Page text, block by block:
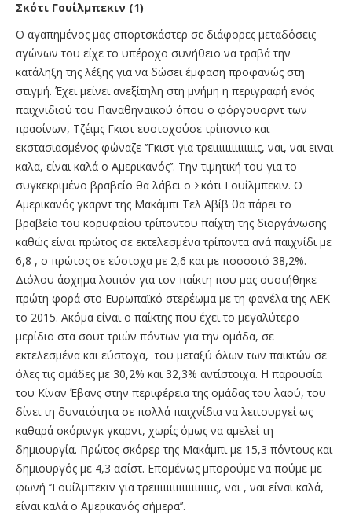
Σκότι Γουίλμπεκιν (1)
Ο αγαπημένος μας σπορτσκάστερ σε διάφορες μεταδόσεις
αγώνων του είχε το υπέροχο συνήθειο να τραβά την
κατάληξη της λέξης για να δώσει έμφαση προφανώς στη
στιγμή. Έχει μείνει ανεξίτηλη στη μνήμη η περιγραφή ενός
παιχνιδιού του Παναθηναικού όπου ο φόργουορντ των
πρασίνων, Τζέιμς Γκιστ ευστοχούσε τρίποντο και
εκστασιασμένος φώναζε ‘’Γκιστ για τρειιιιιιιιιιιιιις, ναι, ναι ειναι
καλα, είναι καλά ο Αμερικανός’’. Την τιμητική του για το
συγκεκριμένο βραβείο θα λάβει ο Σκότι Γουίλμπεκιν. Ο
Αμερικανός γκαρντ της Μακάμπι Τελ Αβίβ θα πάρει το
βραβείο του κορυφαίου τρίποντου παίχτη της διοργάνωσης
καθώς είναι πρώτος σε εκτελεσμένα τρίποντα ανά παιχνίδι με
6,8 , ο πρώτος σε εύστοχα με 2,6 και με ποσοστό 38,2%.
Διόλου άσχημα λοιπόν για τον παίκτη που μας συστήθηκε
πρώτη φορά στο Ευρωπαϊκό στερέωμα με τη φανέλα της ΑΕΚ
το 2015. Ακόμα είναι ο παίκτης που έχει το μεγαλύτερο
μερίδιο στα σουτ τριών πόντων για την ομάδα, σε
εκτελεσμένα και εύστοχα, του μεταξύ όλων των παικτών σε
όλες τις ομάδες με 30,2% και 32,3% αντίστοιχα. Η παρουσία
του Κίναν Έβανς στην περιφέρεια της ομάδας του λαού, του
δίνει τη δυνατότητα σε πολλά παιχνίδια να λειτουργεί ως
καθαρά σκόρινγκ γκαρντ, χωρίς όμως να αμελεί τη
δημιουργία. Πρώτος σκόρερ της Μακάμπι με 15,3 πόντους και
δημιουργός με 4,3 ασίστ. Επομένως μπορούμε να πούμε με
φωνή ‘’Γουίλμπεκιν για τρειιιιιιιιιιιιιιιιιιις, ναι , ναι είναι καλά,
είναι καλά ο Αμερικανός σήμερα’’.